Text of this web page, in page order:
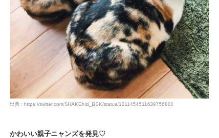
出典 : https://twitter.com/SHAKEhizi_BSK/status/1211454511639756800
かわいい親子ニャンズを発見♡